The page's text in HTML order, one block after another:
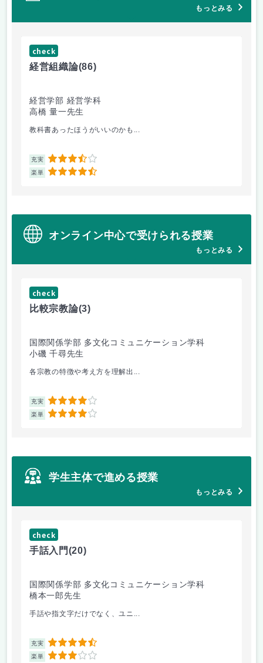
もっとみる
check
経営組織論(86)
経営学部 経営学科
高橋 量一先生
教科書あったほうがいいのかも...
充実 3.5
楽単 4.5
オンライン中心で受けられる授業
もっとみる
check
比較宗教論(3)
国際関係学部 多文化コミュニケーション学科
小磯 千尋先生
各宗教の特徴や考え方を理解出...
充実 4
楽単 4
学生主体で進める授業
もっとみる
check
手話入門(20)
国際関係学部 多文化コミュニケーション学科
橋本一郎先生
手話や指文字だけでなく、ユニ...
充実 4.5
楽単 3